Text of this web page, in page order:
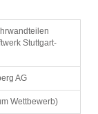
Stuttgart-
AG
Wettbewerb)